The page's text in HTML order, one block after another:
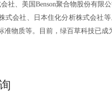
会社、美国Benson聚合物股份有
式会社、日本住化分析株式会社
准物质等。目前，绿百草科技已